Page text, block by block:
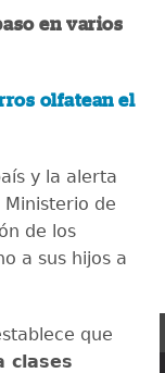
en varios
olfatean el
y la alerta
de
de los
a sus hijos a
que
clases